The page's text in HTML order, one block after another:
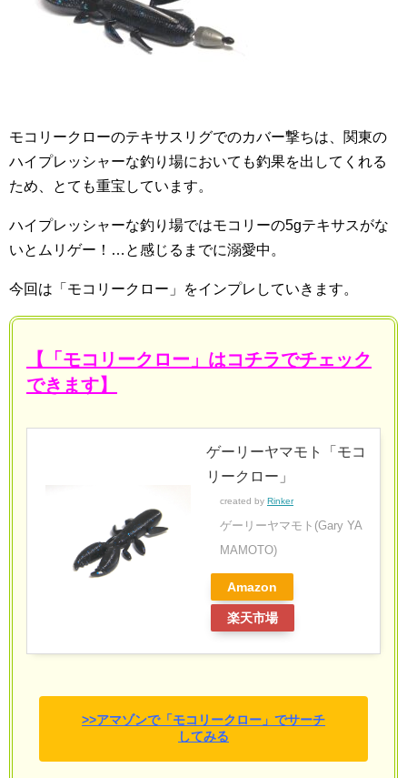
モコリークローのテキサスリグでのカバー撃ちは、関東の
ハイプレッシャーな釣り場においても釣果を出してくれる
ため、とても重宝しています。
ハイプレッシャーな釣り場ではモコリーの5gテキサスがな
いとムリゲー！…と感じるまでに溺愛中。
今回は「モコリークロー」をインプレしていきます。
【「モコリークロー」はコチラでチェック
できます】
ゲーリーヤマモト「モコ
リークロー」
created by Rinker
ゲーリーヤマモト(Gary YA
MAMOTO)
Amazon
楽天市場
>>アマゾンで「モコリークロー」でサーチ
してみる